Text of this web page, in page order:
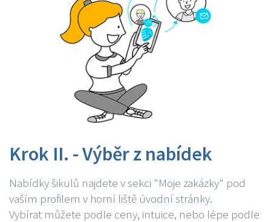
Krok II. - Výběr z nabídek
Nabídky šikulů najdete v sekci "Moje zakázky" pod
vaším profilem v horní liště úvodní stránky.
Vybírat můžete podle ceny, intuice, nebo lépe podle